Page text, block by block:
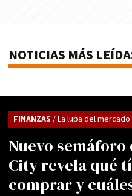
NOTICIAS MÁS
Nuevo
City revela qué
comprar y
FINANZAS / La lupa del mercado